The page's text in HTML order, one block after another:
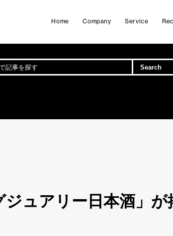
Home Company Service
ュアリー日本酒」が